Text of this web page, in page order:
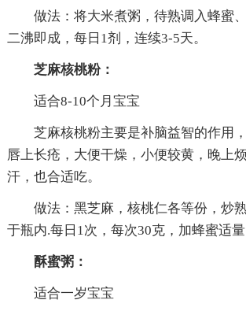
做法：将大米煮粥，待熟调入蜂蜜、
二沸即成，每日1剂，连续3-5天。
芝麻核桃粉：
适合8-10个月宝宝
芝麻核桃粉主要是补脑益智的作用
唇上长疮，大便干燥，小便较黄，晚上
汗，也合适吃。
做法：黑芝麻，核桃仁各等份，炒熟
于瓶内.每日1次，每次30克，加蜂蜜适量
酥蜜粥：
适合一岁宝宝